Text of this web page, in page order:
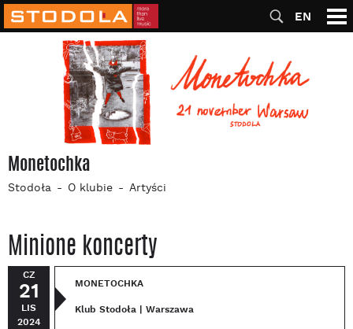
EN
Monetochka
Stodoła O klubie Artyści
Minione koncerty
CZ
21
LIS
2024
MONETOCHKA
Klub Stodoła | Warszawa